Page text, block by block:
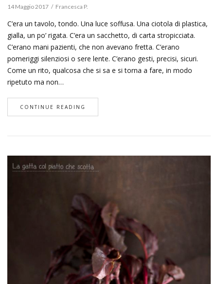
14 Maggio 2017 Francesca P.
C’era un tavolo, tondo. Una luce soffusa. Una ciotola di plastica,
gialla, un po’ rigata. C’era un sacchetto, di carta stropicciata.
C’erano mani pazienti, che non avevano fretta. C’erano
pomeriggi silenziosi o sere lente. C’erano gesti, precisi, sicuri.
Come un rito, qualcosa che si sa e si torna a fare, in modo
ripetuto ma non…
CONTINUE READING